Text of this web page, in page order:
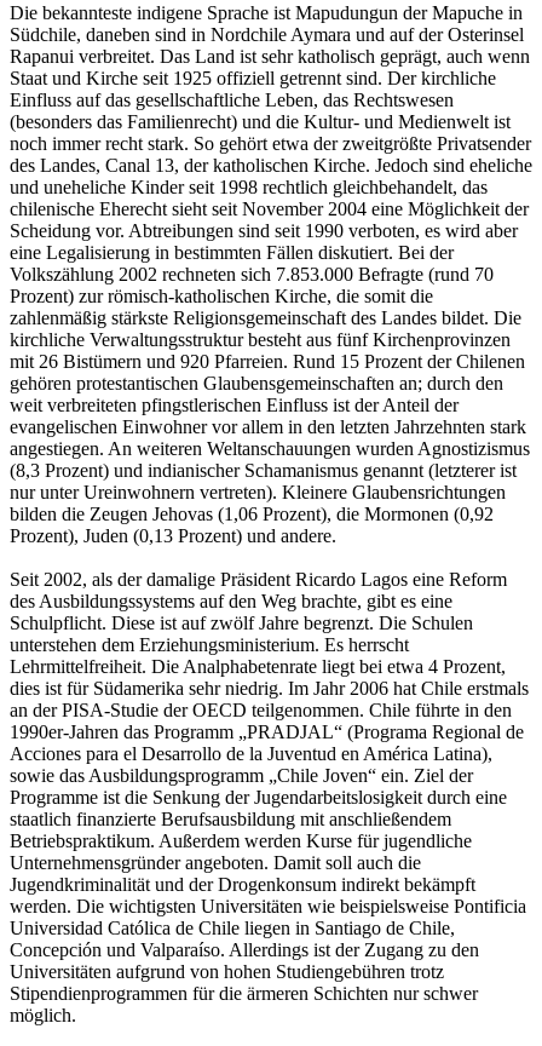
Die bekannteste indigene Sprache ist Mapudungun der Mapuche in
Südchile, daneben sind in Nordchile Aymara und auf der Osterinsel
Rapanui verbreitet. Das Land ist sehr katholisch geprägt, auch wenn
Staat und Kirche seit 1925 offiziell getrennt sind. Der kirchliche
Einfluss auf das gesellschaftliche Leben, das Rechtswesen
(besonders das Familienrecht) und die Kultur- und Medienwelt ist
noch immer recht stark. So gehört etwa der zweitgrößte Privatsender
des Landes, Canal 13, der katholischen Kirche. Jedoch sind eheliche
und uneheliche Kinder seit 1998 rechtlich gleichbehandelt, das
chilenische Eherecht sieht seit November 2004 eine Möglichkeit der
Scheidung vor. Abtreibungen sind seit 1990 verboten, es wird aber
eine Legalisierung in bestimmten Fällen diskutiert. Bei der
Volkszählung 2002 rechneten sich 7.853.000 Befragte (rund 70
Prozent) zur römisch-katholischen Kirche, die somit die
zahlenmäßig stärkste Religionsgemeinschaft des Landes bildet. Die
kirchliche Verwaltungsstruktur besteht aus fünf Kirchenprovinzen
mit 26 Bistümern und 920 Pfarreien. Rund 15 Prozent der Chilenen
gehören protestantischen Glaubensgemeinschaften an; durch den
weit verbreiteten pfingstlerischen Einfluss ist der Anteil der
evangelischen Einwohner vor allem in den letzten Jahrzehnten stark
angestiegen. An weiteren Weltanschauungen wurden Agnostizismus
(8,3 Prozent) und indianischer Schamanismus genannt (letzterer ist
nur unter Ureinwohnern vertreten). Kleinere Glaubensrichtungen
bilden die Zeugen Jehovas (1,06 Prozent), die Mormonen (0,92
Prozent), Juden (0,13 Prozent) und andere.
Seit 2002, als der damalige Präsident Ricardo Lagos eine Reform
des Ausbildungssystems auf den Weg brachte, gibt es eine
Schulpflicht. Diese ist auf zwölf Jahre begrenzt. Die Schulen
unterstehen dem Erziehungsministerium. Es herrscht
Lehrmittelfreiheit. Die Analphabetenrate liegt bei etwa 4 Prozent,
dies ist für Südamerika sehr niedrig. Im Jahr 2006 hat Chile erstmals
an der PISA-Studie der OECD teilgenommen. Chile führte in den
1990er-Jahren das Programm „PRADJAL“ (Programa Regional de
Acciones para el Desarrollo de la Juventud en América Latina),
sowie das Ausbildungsprogramm „Chile Joven“ ein. Ziel der
Programme ist die Senkung der Jugendarbeitslosigkeit durch eine
staatlich finanzierte Berufsausbildung mit anschließendem
Betriebspraktikum. Außerdem werden Kurse für jugendliche
Unternehmensgründer angeboten. Damit soll auch die
Jugendkriminalität und der Drogenkonsum indirekt bekämpft
werden. Die wichtigsten Universitäten wie beispielsweise Pontificia
Universidad Católica de Chile liegen in Santiago de Chile,
Concepción und Valparaíso. Allerdings ist der Zugang zu den
Universitäten aufgrund von hohen Studiengebühren trotz
Stipendienprogrammen für die ärmeren Schichten nur schwer
möglich.